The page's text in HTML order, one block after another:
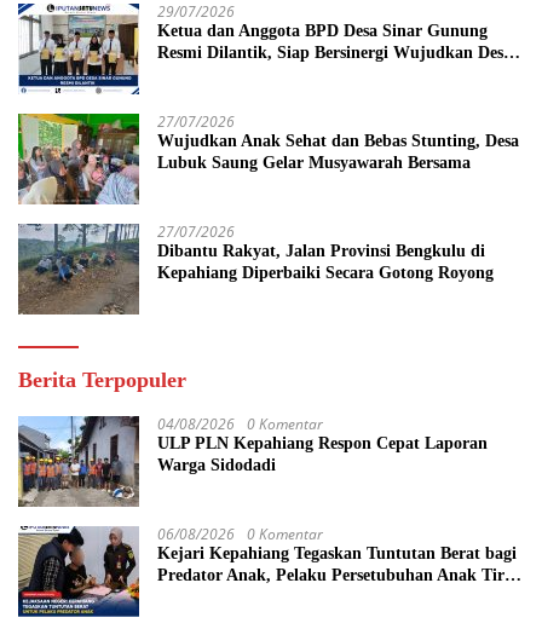
29/07/2026
Ketua dan Anggota BPD Desa Sinar Gunung
Resmi Dilantik, Siap Bersinergi Wujudkan Desa
27/07/2026
Wujudkan Anak Sehat dan Bebas Stunting, Desa
Lubuk Saung Gelar Musyawarah Bersama
27/07/2026
Dibantu Rakyat, Jalan Provinsi Bengkulu di
Kepahiang Diperbaiki Secara Gotong Royong
Berita Terpopuler
04/08/2026 0 Komentar
ULP PLN Kepahiang Respon Cepat Laporan
Warga Sidodadi
06/08/2026 0 Komentar
Kejari Kepahiang Tegaskan Tuntutan Berat bagi
Predator Anak, Pelaku Persetubuhan Anak Tiri